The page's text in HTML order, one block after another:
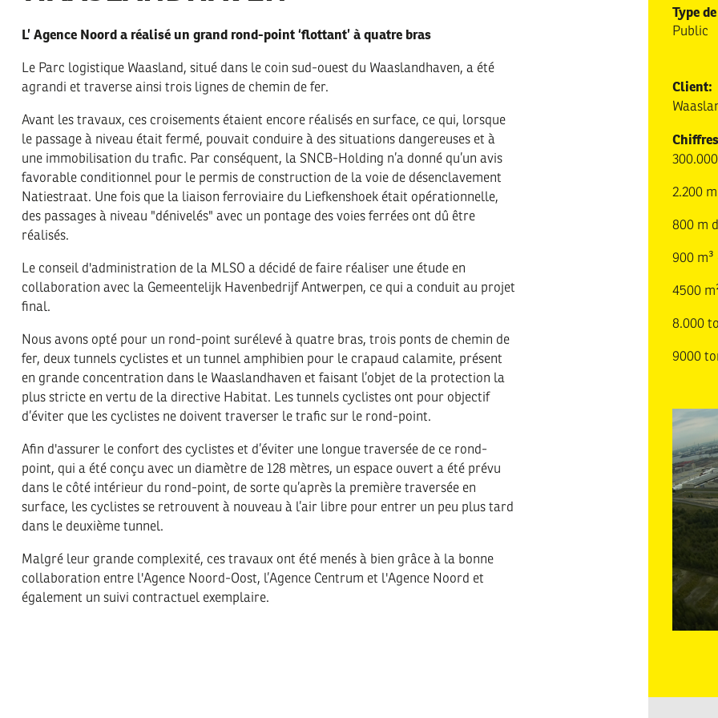
L’ Agence Noord a réalisé un grand rond-point ‘flottant’ à quatre bras
Le Parc logistique Waasland, situé dans le coin sud-ouest du Waaslandhaven, a été
agrandi et traverse ainsi trois lignes de chemin de fer.
Avant les travaux, ces croisements étaient encore réalisés en surface, ce qui, lorsque
le passage à niveau était fermé, pouvait conduire à des situations dangereuses et à
une immobilisation du trafic. Par conséquent, la SNCB-Holding n’a donné qu’un avis
favorable conditionnel pour le permis de construction de la voie de désenclavement
Natiestraat. Une fois que la liaison ferroviaire du Liefkenshoek était opérationnelle,
des passages à niveau "dénivelés" avec un pontage des voies ferrées ont dû être
réalisés.
Le conseil d'administration de la MLSO a décidé de faire réaliser une étude en
collaboration avec la Gemeentelijk Havenbedrijf Antwerpen, ce qui a conduit au projet
final.
Nous avons opté pour un rond-point surélevé à quatre bras, trois ponts de chemin de
fer, deux tunnels cyclistes et un tunnel amphibien pour le crapaud calamite, présent
en grande concentration dans le Waaslandhaven et faisant l’objet de la protection la
plus stricte en vertu de la directive Habitat. Les tunnels cyclistes ont pour objectif
d’éviter que les cyclistes ne doivent traverser le trafic sur le rond-point.
Afin d'assurer le confort des cyclistes et d’éviter une longue traversée de ce rond-
point, qui a été conçu avec un diamètre de 128 mètres, un espace ouvert a été prévu
dans le côté intérieur du rond-point, de sorte qu’après la première traversée en
surface, les cyclistes se retrouvent à nouveau à l’air libre pour entrer un peu plus tard
dans le deuxième tunnel.
Malgré leur grande complexité, ces travaux ont été menés à bien grâce à la bonne
collaboration entre l'Agence Noord-Oost, l’Agence Centrum et l'Agence Noord et
également un suivi contractuel exemplaire.
Type
Public
Client:
2.200
800 m
900
4500
8.000
9000
d'un